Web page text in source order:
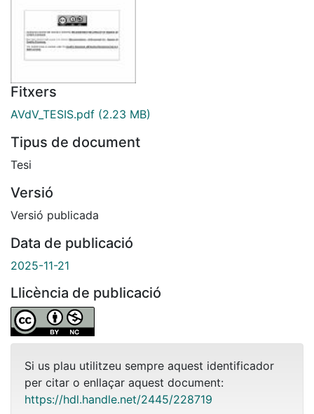
Fitxers
AVdV_TESIS.pdf (2.23 MB)
Tipus de document
Tesi
Versió
Versió publicada
Data de publicació
2025-11-21
Llicència de publicació
Si us plau utilitzeu sempre aquest identificador
per citar o enllaçar aquest document:
https://hdl.handle.net/2445/228719